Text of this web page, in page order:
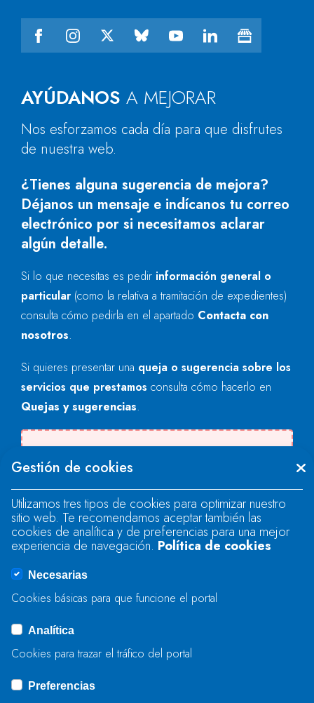
AYÚDANOS A MEJORAR
Nos esforzamos cada día para que disfrutes
de nuestra web.
¿Tienes alguna sugerencia de mejora?
Déjanos un mensaje e indícanos tu correo
electrónico por si necesitamos aclarar
algún detalle.
Si lo que necesitas es pedir información general o
particular (como la relativa a tramitación de expedientes)
consulta cómo pedirla en el apartado Contacta con
nosotros.
Si quieres presentar una queja o sugerencia sobre los
servicios que prestamos consulta cómo hacerlo en
Quejas y sugerencias.
"text".
Se produjo un error al cargar el campo
"text".
Se produjo un error al cargar el campo
ENVIAR
Gestión de cookies
Utilizamos tres tipos de cookies para optimizar nuestro
sitio web. Te recomendamos aceptar también las
cookies de analítica y de preferencias para una mejor
experiencia de navegación. Política de cookies
Necesarias
Cookies básicas para que funcione el portal
Analítica
Cookies para trazar el tráfico del portal
Preferencias